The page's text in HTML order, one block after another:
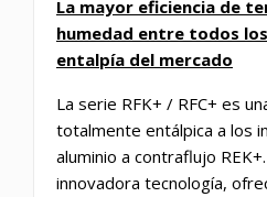
La mayor eficiencia de
humedad entre todos
entalpía del mercado
La serie RFK+ / RFC+ es
totalmente entálpica a los
aluminio a contraflujo
innovadora tecnología,